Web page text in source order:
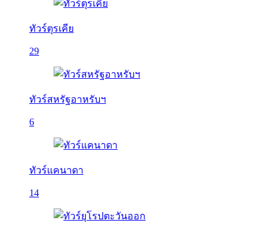
ทัวร์ตุรเคีย
29
ทัวร์สหรัฐอาหรับฯ
6
ทัวร์แคนาดา
14